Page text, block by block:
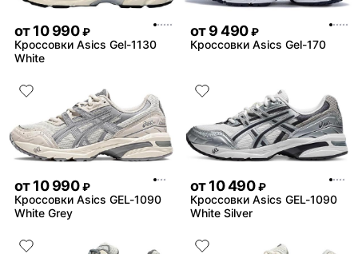
от10 990 ₽
Кроссовки Asics Gel-1130
White
от9 490 ₽
Кроссовки Asics Gel-170
от10 990 ₽
Кроссовки Asics GEL-1090
White Grey
от10 490 ₽
Кроссовки Asics GEL-1090
White Silver